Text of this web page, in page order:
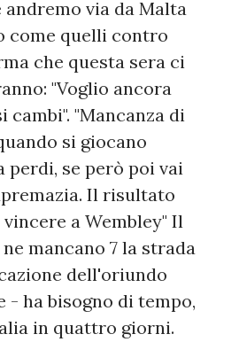
via da Malta
come quelli contro
che questa sera ci
"Voglio ancora
"Mancanza di
si giocano
se però poi vai
Il risultato
a Wembley" Il
mancano 7 la strada
dell'oriundo
- ha bisogno di tempo,
in quattro giorni.